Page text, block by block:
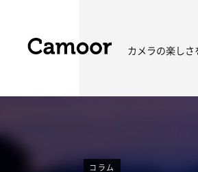
カメラの楽しさ
コラム